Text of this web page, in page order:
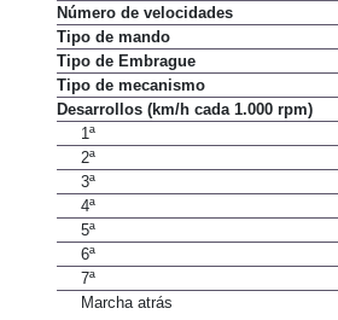
Número de velocidades
Tipo de mando
Tipo de Embrague
Tipo de mecanismo
Desarrollos (km/h cada 1.000 rpm)
1ª
2ª
3ª
4ª
5ª
6ª
7ª
Marcha atrás